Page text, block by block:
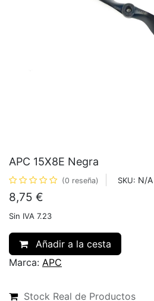
APC 15X8E Negra
(0 reseña) SKU: N/A
8,75 €
Sin IVA 7.23
Añadir a la cesta
Marca: APC
Stock Real de Productos